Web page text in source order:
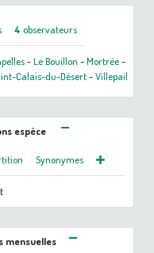
4 observateurs
-Le Bouillon -Mortrée-
Calais-du-Désert-Villepail
espèce
Synonymes
mensuelles